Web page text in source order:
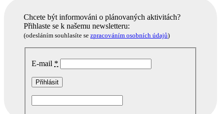
Chcete být informováni o plánovaných aktivitách?
Přihlaste se k našemu newsletteru:
(odesláním souhlasíte se zpracováním osobních údajů)
E-mail *